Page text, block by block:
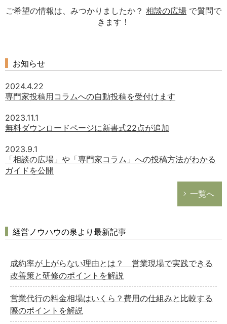
ご希望の情報は、みつかりましたか？ 相談の広場 で質問で
きます！
お知らせ
2024.4.22
専門家投稿用コラムへの自動投稿を受付けます
2023.11.1
無料ダウンロードページに新書式22点が追加
2023.9.1
「相談の広場」や「専門家コラム」への投稿方法がわかる
ガイドを公開
一覧へ
経営ノウハウの泉より最新記事
成約率が上がらない理由とは？ 営業現場で実践できる
改善策と研修のポイントを解説
営業代行の料金相場はいくら？費用の仕組みと比較する
際のポイントを解説